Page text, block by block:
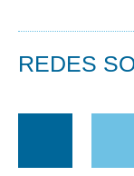
REDES